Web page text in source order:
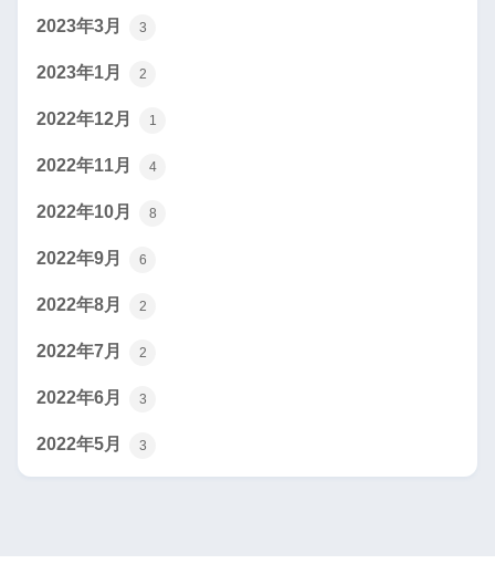
2023年3月 3
2023年1月 2
2022年12月 1
2022年11月 4
2022年10月 8
2022年9月 6
2022年8月 2
2022年7月 2
2022年6月 3
2022年5月 3